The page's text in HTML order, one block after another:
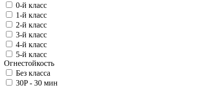
0-й класс
1-й класс
2-й класс
3-й класс
4-й класс
5-й класс
Огнестойкость
Без класса
30P - 30 мин